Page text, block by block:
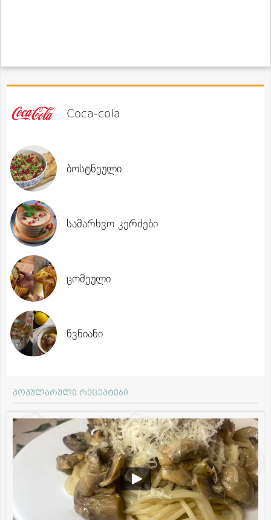
Coca-cola
ბოსტნეული
სამარხვო კერძები
ცომეული
წვნიანი
პოპულარული რეცეპტები